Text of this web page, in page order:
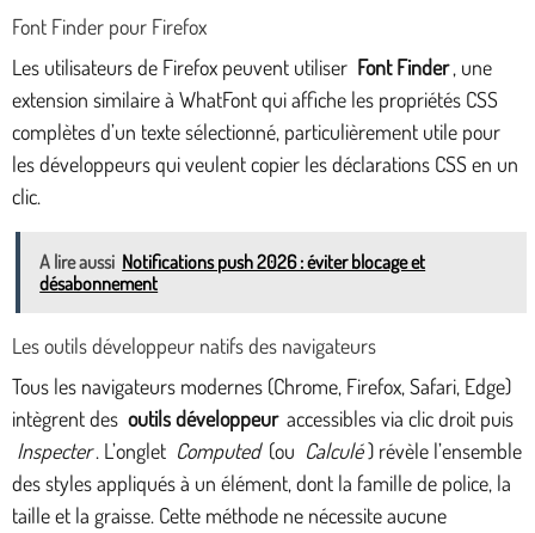
Font Finder pour Firefox
Les utilisateurs de Firefox peuvent utiliser Font Finder , une
extension similaire à WhatFont qui affiche les propriétés CSS
complètes d’un texte sélectionné, particulièrement utile pour
les développeurs qui veulent copier les déclarations CSS en un
clic.
A lire aussi Notifications push 2026 : éviter blocage et
désabonnement
Les outils développeur natifs des navigateurs
Tous les navigateurs modernes (Chrome, Firefox, Safari, Edge)
intègrent des outils développeur accessibles via clic droit puis
Inspecter . L’onglet Computed (ou Calculé) révèle l’ensemble
des styles appliqués à un élément, dont la famille de police, la
taille et la graisse. Cette méthode ne nécessite aucune